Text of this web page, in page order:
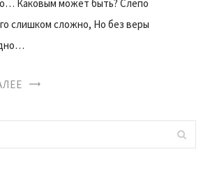
Каковым может быть? Слепо
слишком сложно, Но без веры